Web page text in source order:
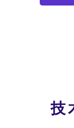
技